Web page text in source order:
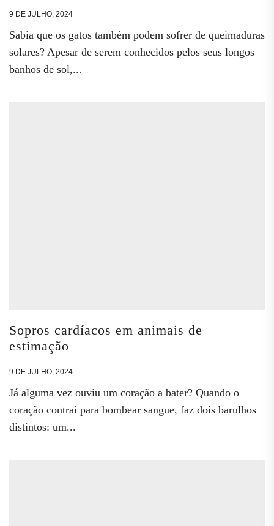
9 DE JULHO, 2024
Sabia que os gatos também podem sofrer de queimaduras
solares? Apesar de serem conhecidos pelos seus longos
banhos de sol,...
Sopros cardíacos em animais de
estimação
9 DE JULHO, 2024
Já alguma vez ouviu um coração a bater? Quando o
coração contrai para bombear sangue, faz dois barulhos
distintos: um...